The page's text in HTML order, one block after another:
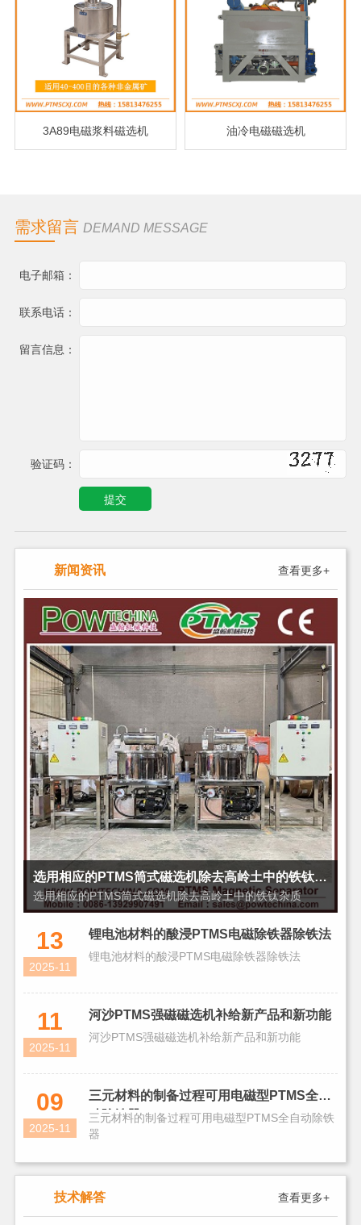
3A89电磁浆料磁选机 油冷电磁磁选机
需求留言 DEMAND MESSAGE
电子邮箱：
联系电话：
留言信息：
验证码：
查看更多+
新闻资讯
选用相应的PTMS筒式磁选机除去高岭土中的铁钛杂质
选用相应的PTMS筒式磁选机除去高岭土中的铁钛杂质
13
2025-11
锂电池材料的酸浸PTMS电磁除铁器除铁法
锂电池材料的酸浸PTMS电磁除铁器除铁法
11
2025-11
河沙PTMS强磁磁选机补给新产品和新功能
河沙PTMS强磁磁选机补给新产品和新功能
09
2025-11
三元材料的制备过程可用电磁型PTMS全自
动除铁器
三元材料的制备过程可用电磁型PTMS全自动除铁
器
查看更多+
技术解答